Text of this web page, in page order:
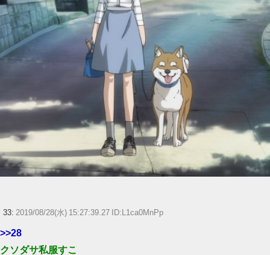
33: 2019/08/28(水) 15:27:39.27 ID:L1ca0MnPp
>>28
クソダサ私服すこ